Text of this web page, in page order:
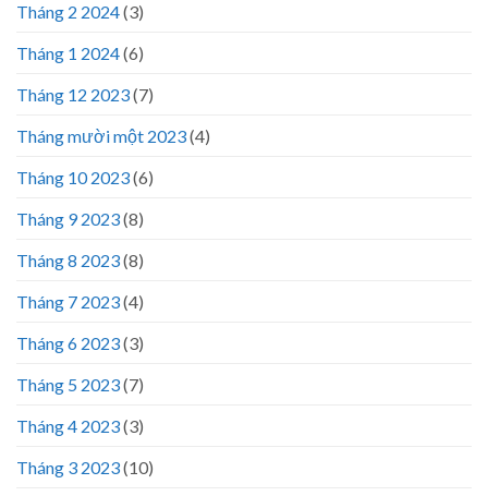
Tháng 2 2024(3)
Tháng 1 2024(6)
Tháng 12 2023(7)
Tháng mười một 2023(4)
Tháng 10 2023(6)
Tháng 9 2023(8)
Tháng 8 2023(8)
Tháng 7 2023(4)
Tháng 6 2023(3)
Tháng 5 2023(7)
Tháng 4 2023(3)
Tháng 3 2023(10)